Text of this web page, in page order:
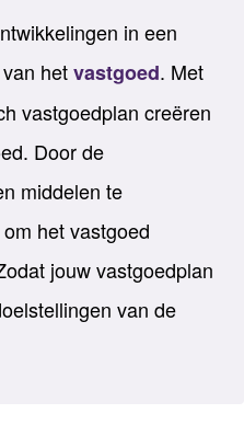
in een
hetvastgoed. Met
vastgoedplan creëren
Door de
middelen te
het vastgoed
jouw vastgoedplan
van de